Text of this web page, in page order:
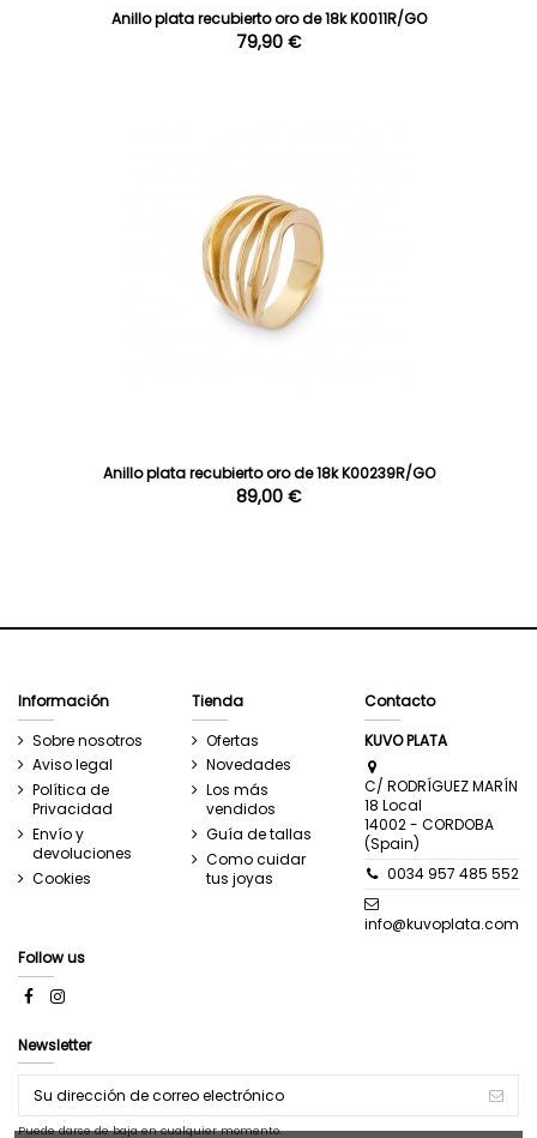
Anillo plata recubierto oro de 18k K0011R/GO
79,90 €
Anillo plata recubierto oro de 18k K00239R/GO
89,00 €
Información
Sobre nosotros
Aviso legal
Política de
Privacidad
Envío y
devoluciones
Cookies
Tienda
Ofertas
Novedades
Los más
vendidos
Guía de tallas
Como cuidar
tus joyas
Contacto
KUVO PLATA
C/ RODRÍGUEZ MARÍN
18 Local
14002 - CORDOBA
(Spain)
0034 957 485 552
info@kuvoplata.com
Follow us
Newsletter
Puede darse de baja en cualquier momento.